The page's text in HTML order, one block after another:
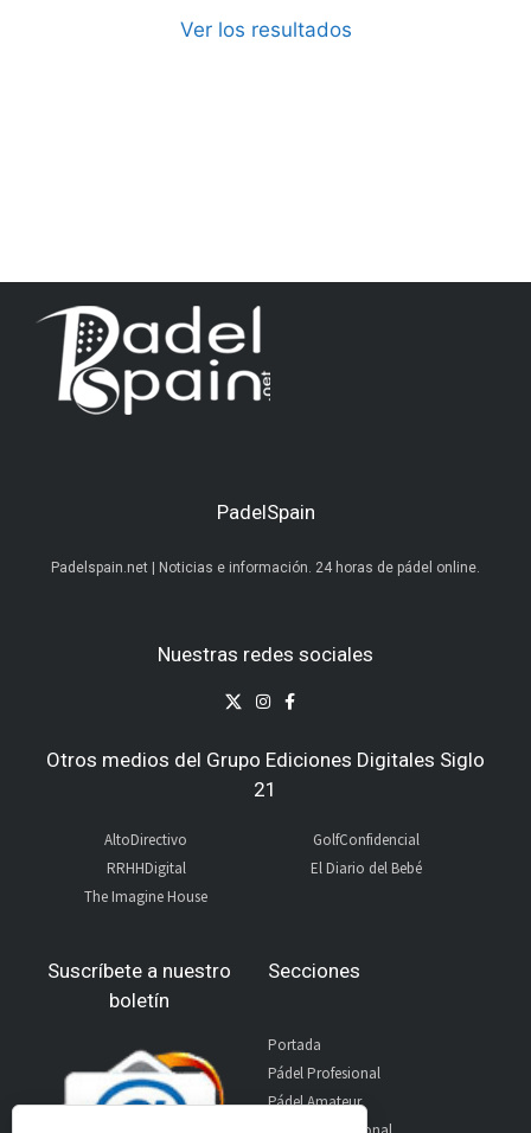
Ver los resultados
PadelSpain
Padelspain.net | Noticias e información. 24 horas de pádel online.
Nuestras redes sociales
Otros medios del Grupo Ediciones Digitales Siglo
21
AltoDirectivo
RRHHDigital
The Imagine House
GolfConfidencial
El Diario del Bebé
Suscríbete a nuestro
boletín
Secciones
Portada
Pádel Profesional
Pádel Amateur